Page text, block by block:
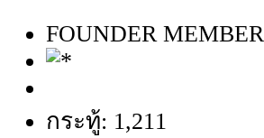
FOUNDER MEMBER
กระทู้: 1,211